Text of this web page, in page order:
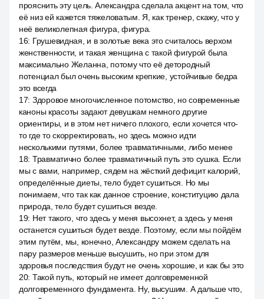
прояснить эту цель. Александра сделала акцент на том, что
её низ ей кажется тяжеловатым. Я, как тренер, скажу, что у
неё великолепная фигура, фигура.
16: Грушевидная, и в золотые века это считалось верхом
женственности, и такая женщина с такой фигурой была
максимально Желанна, потому что её детородный
потенциал был очень высоким крепкие, устойчивые бедра
это всегда
17: Здоровое многочисленное потомство, но современные
каноны красоты задают девушкам немного другие
ориентиры, и в этом нет ничего плохого, если хочется что-
то где то скорректировать, но здесь можно идти
несколькими путями, более травматичными, либо менее
18: Травматично более травматичный путь это сушка. Если
мы с вами, например, сядем на жёсткий дефицит калорий,
определённые диеты, тело будет сушиться. Но мы
понимаем, что так как данное строение, конституцию дала
природа, тело будет сушиться везде.
19: Нет такого, что здесь у меня высохнет, а здесь у меня
останется сушиться будет везде. Поэтому, если мы пойдём
этим путём, мы, конечно, Александру можем сделать на
пару размеров меньше высушить, но при этом для
здоровья последствия будут не очень хорошие, и как бы это
20: Такой путь, который не имеет долговременной
долговременного фундамента. Ну, высушим. А дальше что,